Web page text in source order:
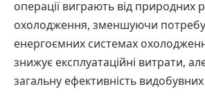
операції виграють від природних
охолодження, зменшуючи
енергоємних системах
знижує експлуатаційні витрати,
загальну ефективність